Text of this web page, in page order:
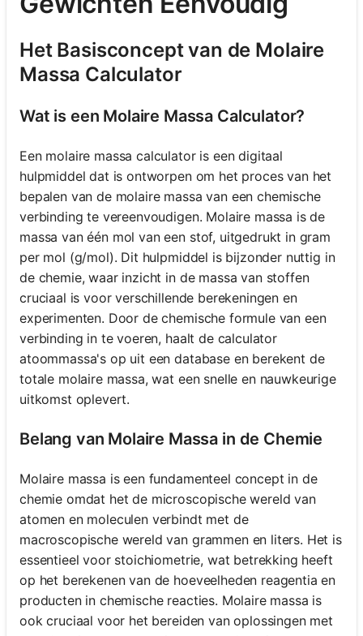
Het Basisconcept van de Molaire
Massa Calculator
Wat is een Molaire Massa Calculator?
Een molaire massa calculator is een digitaal
hulpmiddel dat is ontworpen om het proces van het
bepalen van de molaire massa van een chemische
verbinding te vereenvoudigen. Molaire massa is de
massa van één mol van een stof, uitgedrukt in gram
per mol (g/mol). Dit hulpmiddel is bijzonder nuttig in
de chemie, waar inzicht in de massa van stoffen
cruciaal is voor verschillende berekeningen en
experimenten. Door de chemische formule van een
verbinding in te voeren, haalt de calculator
atoommassa's op uit een database en berekent de
totale molaire massa, wat een snelle en nauwkeurige
uitkomst oplevert.
Belang van Molaire Massa in de Chemie
Molaire massa is een fundamenteel concept in de
chemie omdat het de microscopische wereld van
atomen en moleculen verbindt met de
macroscopische wereld van grammen en liters. Het is
essentieel voor stoichiometrie, wat betrekking heeft
op het berekenen van de hoeveelheden reagentia en
producten in chemische reacties. Molaire massa is
ook cruciaal voor het bereiden van oplossingen met